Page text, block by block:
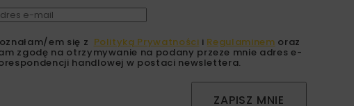
em się z Polityką Prywatności i Regulaminem oraz
zgodę na otrzymywanie na podany przeze mnie adres e-
handlowej w postaci newslettera.
ZAPISZ MNIE